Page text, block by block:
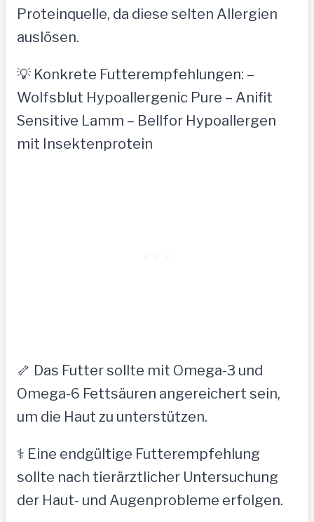
Proteinquelle, da diese selten Allergien
auslösen.
💡 Konkrete Futterempfehlungen: –
Wolfsblut Hypoallergenic Pure – Anifit
Sensitive Lamm – Bellfor Hypoallergen
mit Insektenprotein
🦴 Das Futter sollte mit Omega-3 und
Omega-6 Fettsäuren angereichert sein,
um die Haut zu unterstützen.
⚕️ Eine endgültige Futterempfehlung
sollte nach tierärztlicher Untersuchung
der Haut- und Augenprobleme erfolgen.